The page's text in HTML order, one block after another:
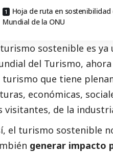
Hoja de ruta en sostenibilidad
Mundial de la ONU
turismo sostenible es
del Turismo, ahora
turismo que tiene
económicas,
visitantes, de la
el turismo sostenible
generar impacto